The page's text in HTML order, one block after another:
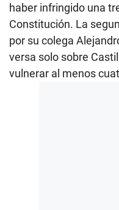
haber infringido una
Constitución. La
por su colega
versa solo sobre
vulnerar al menos